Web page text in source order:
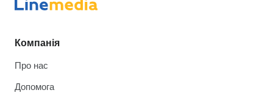
Компанія
Про нас
Допомога